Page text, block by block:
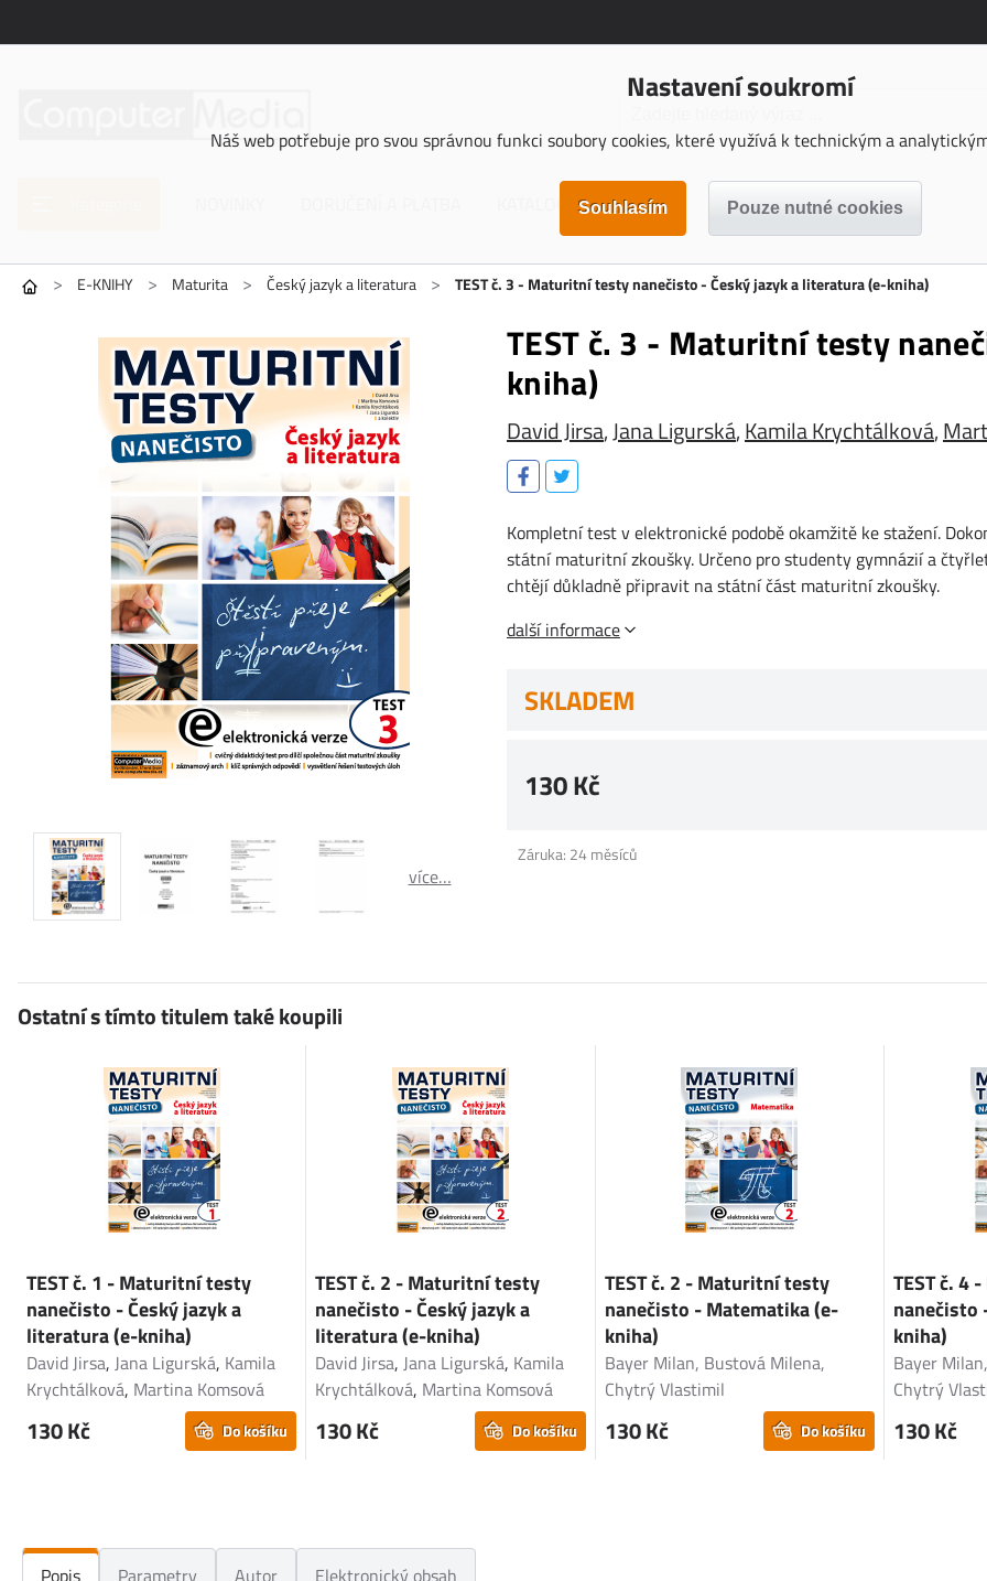
Nastavení soukromí
Náš web potřebuje pro svou správnou funkci soubory cookies, které využívá k technickým a
KATALOGY KE STAŽENÍ
> E-KNIHY > Maturita > Český jazyk a literatura > TEST č. 3 - Maturitní testy nanečisto - Český jazyk a literatura (e-kniha)
TEST č. 3 - Maturitní testy
kniha)
David Jirsa,Jana Ligurská,Kamila Krychtálková,
více…
Kompletní test v elektronické podobě okamžitě ke stažení.
státní maturitní zkoušky. Určeno pro studenty gymnázií a
chtějí důkladně připravit na státní část maturitní zkoušky.
další informace
SKLADEM
130 Kč
Záruka: 24 měsíců
Ostatní s tímto titulem také koupili
TEST č. 1 - Maturitní testy
nanečisto - Český jazyk a
literatura (e-kniha)
David Jirsa, Jana Ligurská, Kamila
Krychtálková, Martina Komsová
130 Kč Do košíku
TEST č. 2 - Maturitní testy
nanečisto - Český jazyk a
literatura (e-kniha)
David Jirsa,Jana Ligurská, Kamila
Krychtálková, Martina Komsová
130 Kč Do košíku
TEST č. 2 - Maturitní testy
nanečisto - Matematika (e-
kniha)
Bayer Milan, Bustová Milena,
Chytrý Vlastimil
130 Kč Do košíku
TEST č. 4
nanečisto
kniha)
Bayer
Chytrý
130 Kč
Popis Parametry Autor Elektronický obsah